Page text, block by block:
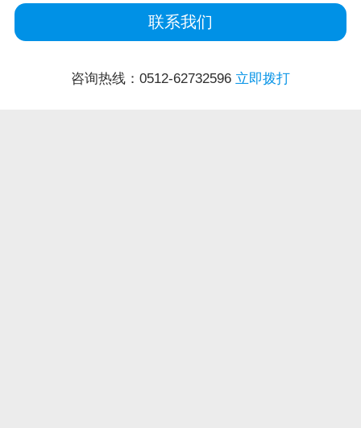
联系我们
咨询热线：0512-62732596 立即拨打